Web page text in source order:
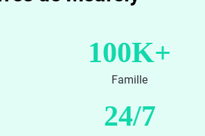
100K+
Famille
24/7